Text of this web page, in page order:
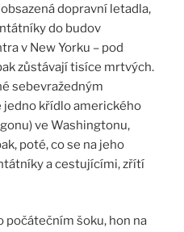
dopravní letadla,
do budov
v New Yorku – pod
zůstávají tisíce mrtvých.
sebevražedným
křídlo amerického
ve Washingtonu,
poté, co se na jeho
a cestujícími, zřítí
počátečním šoku, hon na